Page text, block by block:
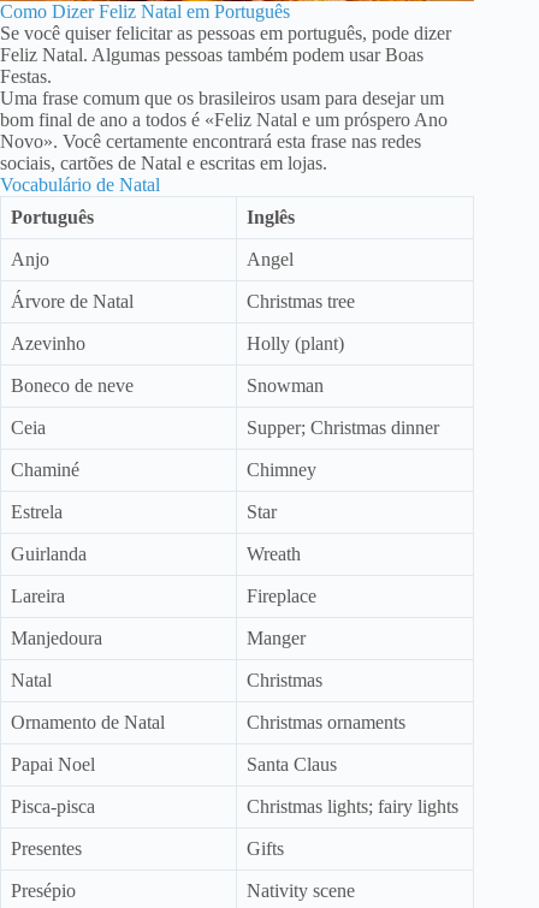
Como Dizer Feliz Natal em Português
Se você quiser felicitar as pessoas em português, pode dizer
Feliz Natal. Algumas pessoas também podem usar Boas
Festas.
Uma frase comum que os brasileiros usam para desejar um
bom final de ano a todos é «Feliz Natal e um próspero Ano
Novo». Você certamente encontrará esta frase nas redes
sociais, cartões de Natal e escritas em lojas.
Vocabulário de Natal
Português
Inglês
Anjo Angel
Árvore de Natal Christmas tree
Azevinho Holly (plant)
Boneco de neve Snowman
Ceia Supper; Christmas dinner
Chaminé Chimney
Estrela Star
Guirlanda Wreath
Lareira Fireplace
Manjedoura Manger
Natal Christmas
Ornamento de Natal Christmas ornaments
Papai Noel Santa Claus
Pisca-pisca Christmas lights; fairy lights
Presentes Gifts
Presépio Nativity scene